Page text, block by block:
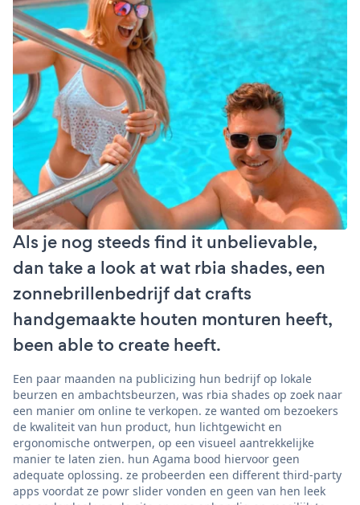
Als je nog steeds find it unbelievable,
dan take a look at wat rbia shades, een
zonnebrillenbedrijf dat crafts
handgemaakte houten monturen heeft,
been able to create heeft.
Een paar maanden na publicizing hun bedrijf op lokale
beurzen en ambachtsbeurzen, was rbia shades op zoek naar
een manier om online te verkopen. ze wanted om bezoekers
de kwaliteit van hun product, hun lichtgewicht en
ergonomische ontwerpen, op een visueel aantrekkelijke
manier te laten zien. hun Agama bood hiervoor geen
adequate oplossing. ze probeerden een different third-party
apps voordat ze powr slider vonden en geen van hen leek